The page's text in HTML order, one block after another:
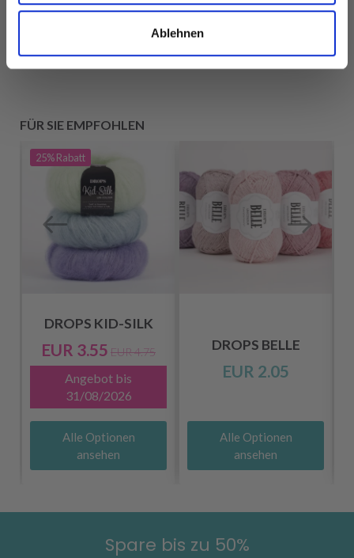
Ablehnen
Alle Optionen
Alle Optionen
FÜR SIE EMPFOHLEN
25%Rabatt
DROPS KID-SILK
EUR 3.55 EUR 4.75
Angebot bis
31/08/2026
Alle Optionen
ansehen
DROPS BELLE
EUR 2.05
Alle Optionen
ansehen
Spare bis zu 50%